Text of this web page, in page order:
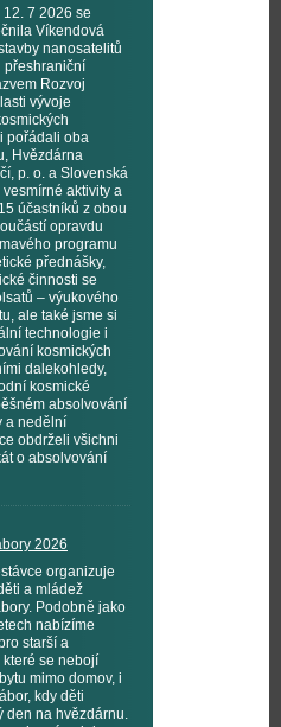
7 2026 se
Víkendová
nanosatelitů
přeshraniční
Rozvoj
vývoje
pořádali oba
Hvězdárna
p. o. a Slovenská
aktivity a
účastníků z obou
opravdu
programu
přednášky,
činnosti se
– výukového
ale také jsme si
technologie i
kosmických
dalekohledy,
kosmické
absolvování
a nedělní
obdrželi všichni
o absolvování
2026
organizuje
a mládež
Podobně jako
nabízíme
starší a
se nebojí
mimo domov, i
kdy děti
den na hvězdárnu.